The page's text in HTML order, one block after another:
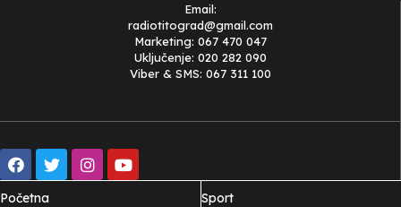
Email:
radiotitograd@gmail.com
Marketing: 067 470 047
Uključenje: 020 282 090
Viber & SMS: 067 311 100
Početna Sport